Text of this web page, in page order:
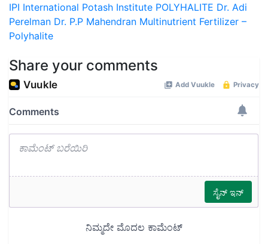
IPI International Potash Institute POLYHALITE Dr. Adi
Perelman Dr. P.P Mahendran Multinutrient Fertilizer –
Polyhalite
Share your comments